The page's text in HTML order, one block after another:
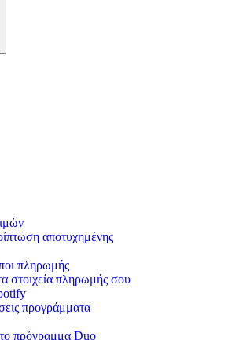
αποτυχημένης
πληρωμής
στοιχεία πληρωμής σου
προγράμματα
πρόγραμμα Duo